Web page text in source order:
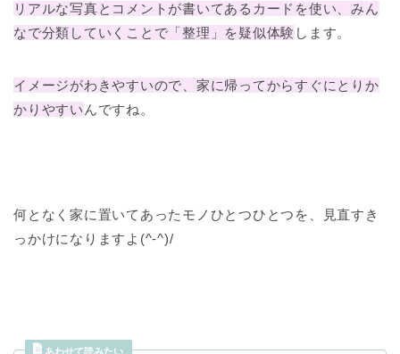
リアルな写真とコメントが書いてあるカードを使い、みん
なで分類していくことで「整理」を疑似体験 します。
イメージがわきやすいので、家に帰ってからすぐにとりか
かりやすい んですね。
何となく家に置いてあったモノひとつひとつを、見直すき
っかけになりますよ(^-^)/